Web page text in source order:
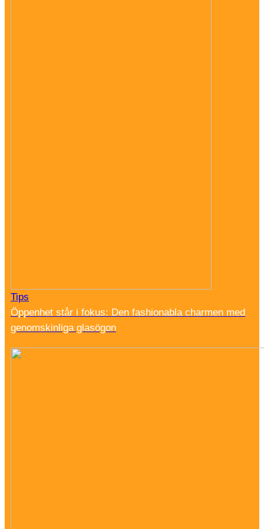
Tips
Öppenhet står i fokus: Den fashionabla charmen med
genomskinliga glasögon